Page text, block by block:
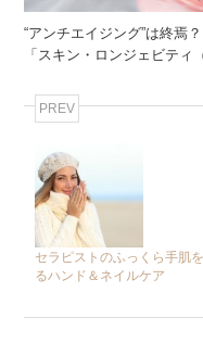
“アンチエイジング”は終焉
「スキン・ロンジェビティ
PREV
セラピストのふっくら手肌を
るハンド＆ネイルケア